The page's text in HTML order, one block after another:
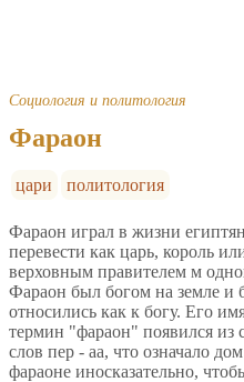
Социология и политология
Фараон
цари политология
Фараон играл в жизни
перевести как царь, король
верховным правителем м
Фараон был богом на земле и
относились как к богу. Его
термин "фараон" появился из
слов пер - аа, что означало
фараоне иносказательно,